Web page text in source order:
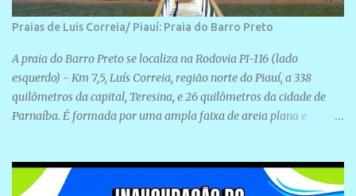
Praias de Luis Correia/ Piauí: Praia do Barro Preto
A praia do Barro Preto se localiza na Rodovia PI-116 (lado
esquerdo) - Km 7,5, Luís Correia, região norte do Piauí, a 338
quilômetros da capital, Teresina, e 26 quilômetros da cidade de
Parnaíba. É formada por uma ampla faixa de areia plana e
devido ao extensivo molhe de pedras que não chegam a 2 metros
de altura, não apresentando dunas em seu espaço geográfico. Não